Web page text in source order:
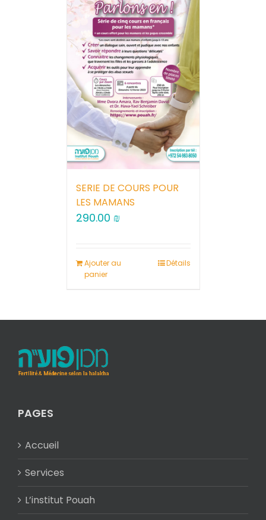
SERIE DE COURS POUR
LES MAMANS
290.00 ₪
Ajouter au
panier
Détails
PAGES
Accueil
Services
L’institut Pouah